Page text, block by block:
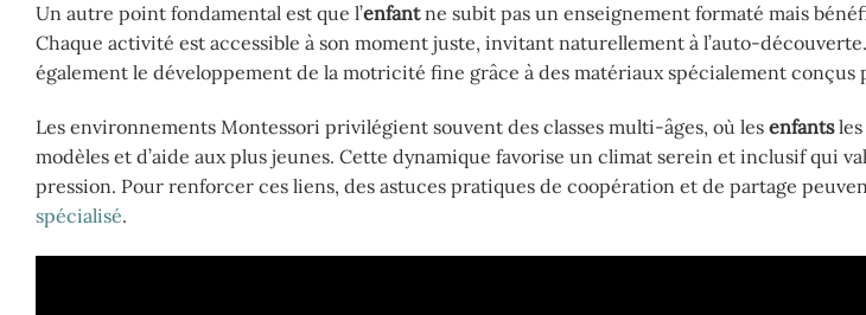
Un autre point fondamental est que l’enfantne subit pas un enseignement formaté mais
Chaque activité est accessible à son moment juste, invitant naturellement à l’auto-découverte.
également le développement de la motricité fine grâce à des matériaux spécialement conçus
Les environnements Montessori privilégient souvent des classes multi-âges, où les enfantsles
modèles et d’aide aux plus jeunes. Cette dynamique favorise un climat serein et inclusif qui
pression. Pour renforcer ces liens, des astuces pratiques de coopération et de partage
spécialisé.